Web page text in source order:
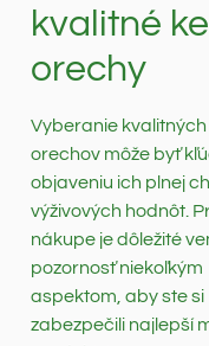
kvalitné
orechy
Vyberanie kvalitných
orechov môže byť
objaveniu ich plnej
výživových hodnôt.
nákupe je dôležité
pozornosť niekoľkým
aspektom, aby ste si
zabezpečili najlepší